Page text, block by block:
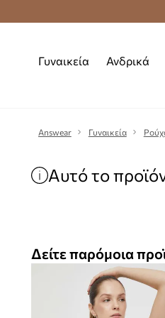
Γυναικεία Ανδρικά
Answear Γυναικεία
Αυτό το
Δείτε παρόμοια